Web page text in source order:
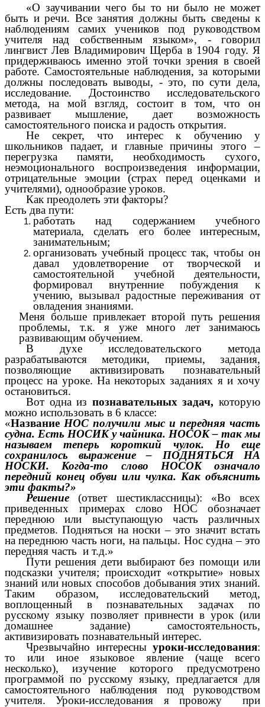
«О заучивании чего бы то ни было не может
быть и речи. Все занятия должны быть сведены к
наблюдениям самих учеников под руководством
учителя над собственным языком», - говорил
лингвист Лев Владимирович Щерба в 1904 году. Я
придерживаюсь именно этой точки зрения в своей
работе. Самостоятельные наблюдения, за которыми
должны последовать выводы, - это, по сути дела,
исследование. Достоинство исследовательского
метода, на мой взгляд, состоит в том, что он
развивает мышление, дает возможность
самостоятельного поиска и радость открытия.
Не секрет, что интерес к обучению у
школьников падает, и главные причины этого –
перегрузка памяти, необходимость сухого,
неэмоционального воспроизведения информации,
отрицательные эмоции (страх перед оценками и
учителями), однообразие уроков.
Как преодолеть эти факторы?
Есть два пути:
работать над содержанием учебного
материала, сделать его более интересным,
занимательным;
организовать учебный процесс так, чтобы он
давал удовлетворение от творческой и
самостоятельной учебной деятельности,
формировал внутренние побуждения к
учению, вызывал радостные переживания от
овладения знаниями.
Меня больше привлекает второй путь решения
проблемы, т.к. я уже много лет занимаюсь
развивающим обучением.
В духе исследовательского метода
разрабатываются методики, приемы, задания,
позволяющие активизировать познавательный
процесс на уроке. На некоторых заданиях я и хочу
остановиться.
Вот одна из познавательных задач, которую
можно использовать в 6 классе:
«Название НОС получили мыс и передняя часть
судна. Есть НОСИК у чайника. НОСОК – так мы
называем теперь короткий чулок. Но еще
сохранилось выражение – ПОДНЯТЬСЯ НА
НОСКИ. Когда-то слово НОСОК означало
передний конец обуви или чулка. Как объяснить
эти факты?»
Решение (ответ шестиклассницы): «Во всех
приведенных примерах слово НОС обозначает
переднюю или выступающую часть различных
предметов. Подняться на носки – это значит встать
на переднюю часть ноги, на пальцы. Нос судна – это
передняя часть и т.д.»
Пути решения дети выбирают без помощи или
подсказки учителя; происходит «открытие» новых
знаний или новых способов добывания этих знаний.
Таким образом, исследовательский метод,
воплощенный в познавательных задачах по
русскому языку позволяет привнести в урок (или
домашнее задание) самостоятельность,
активизировать познавательный интерес.
Чрезвычайно интересны уроки-исследования:
то или иное языковое явление (чаще всего
несколько), изучение которого предусмотрено
программой по русскому языку, предлагается для
самостоятельного наблюдения под руководством
учителя. Уроки-исследования я провожу при